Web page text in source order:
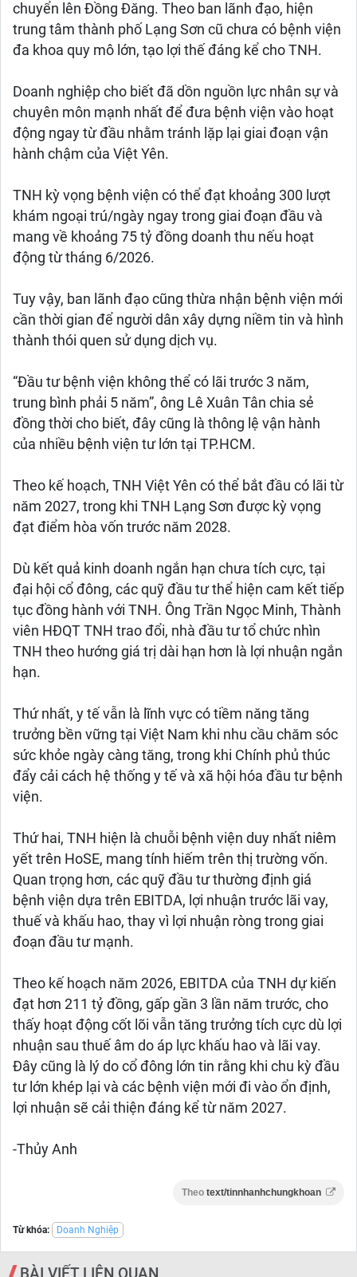
chuyển lên Đồng Đăng. Theo ban lãnh đạo, hiện
trung tâm thành phố Lạng Sơn cũ chưa có bệnh viện
đa khoa quy mô lớn, tạo lợi thế đáng kể cho TNH.
Doanh nghiệp cho biết đã dồn nguồn lực nhân sự và
chuyên môn mạnh nhất để đưa bệnh viện vào hoạt
động ngay từ đầu nhằm tránh lặp lại giai đoạn vận
hành chậm của Việt Yên.
TNH kỳ vọng bệnh viện có thể đạt khoảng 300 lượt
khám ngoại trú/ngày ngay trong giai đoạn đầu và
mang về khoảng 75 tỷ đồng doanh thu nếu hoạt
động từ tháng 6/2026.
Tuy vậy, ban lãnh đạo cũng thừa nhận bệnh viện mới
cần thời gian để người dân xây dựng niềm tin và hình
thành thói quen sử dụng dịch vụ.
“Đầu tư bệnh viện không thể có lãi trước 3 năm,
trung bình phải 5 năm”, ông Lê Xuân Tân chia sẻ
đồng thời cho biết, đây cũng là thông lệ vận hành
của nhiều bệnh viện tư lớn tại TP.HCM.
Theo kế hoạch, TNH Việt Yên có thể bắt đầu có lãi từ
năm 2027, trong khi TNH Lạng Sơn được kỳ vọng
đạt điểm hòa vốn trước năm 2028.
Dù kết quả kinh doanh ngắn hạn chưa tích cực, tại
đại hội cổ đông, các quỹ đầu tư thể hiện cam kết tiếp
tục đồng hành với TNH. Ông Trần Ngọc Minh, Thành
viên HĐQT TNH trao đổi, nhà đầu tư tổ chức nhìn
TNH theo hướng giá trị dài hạn hơn là lợi nhuận ngắn
hạn.
Thứ nhất, y tế vẫn là lĩnh vực có tiềm năng tăng
trưởng bền vững tại Việt Nam khi nhu cầu chăm sóc
sức khỏe ngày càng tăng, trong khi Chính phủ thúc
đẩy cải cách hệ thống y tế và xã hội hóa đầu tư bệnh
viện.
Thứ hai, TNH hiện là chuỗi bệnh viện duy nhất niêm
yết trên HoSE, mang tính hiếm trên thị trường vốn.
Quan trọng hơn, các quỹ đầu tư thường định giá
bệnh viện dựa trên EBITDA, lợi nhuận trước lãi vay,
thuế và khấu hao, thay vì lợi nhuận ròng trong giai
đoạn đầu tư mạnh.
Theo kế hoạch năm 2026, EBITDA của TNH dự kiến
đạt hơn 211 tỷ đồng, gấp gần 3 lần năm trước, cho
thấy hoạt động cốt lõi vẫn tăng trưởng tích cực dù lợi
nhuận sau thuế âm do áp lực khấu hao và lãi vay.
Đây cũng là lý do cổ đông lớn tin rằng khi chu kỳ đầu
tư lớn khép lại và các bệnh viện mới đi vào ổn định,
lợi nhuận sẽ cải thiện đáng kể từ năm 2027.
-Thủy Anh
Theo text/tinnhanhchungkhoan
Từ khóa: Doanh Nghiệp